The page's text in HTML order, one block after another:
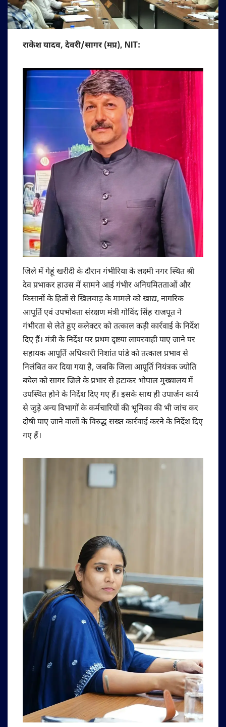
राकेश यादव, देवरी/सागर (मप्र), NIT:
जिले में गेहूं खरीदी के दौरान गंभीरिया के लक्ष्मी नगर स्थित श्री
देव प्रभाकर हाउस में सामने आई गंभीर अनियमितताओं और
किसानों के हितों से खिलवाड़ के मामले को खाद्य, नागरिक
आपूर्ति एवं उपभोक्ता संरक्षण मंत्री गोविंद सिंह राजपूत ने
गंभीरता से लेते हुए कलेक्टर को तत्काल कड़ी कार्रवाई के निर्देश
दिए हैं। मंत्री के निर्देश पर प्रथम दृष्टया लापरवाही पाए जाने पर
सहायक आपूर्ति अधिकारी निशांत पांडे को तत्काल प्रभाव से
निलंबित कर दिया गया है, जबकि जिला आपूर्ति नियंत्रक ज्योति
बघेल को सागर जिले के प्रभार से हटाकर भोपाल मुख्यालय में
उपस्थित होने के निर्देश दिए गए हैं। इसके साथ ही उपार्जन कार्य
से जुड़े अन्य विभागों के कर्मचारियों की भूमिका की भी जांच कर
दोषी पाए जाने वालों के विरुद्ध सख्त कार्रवाई करने के निर्देश दिए
गए हैं।